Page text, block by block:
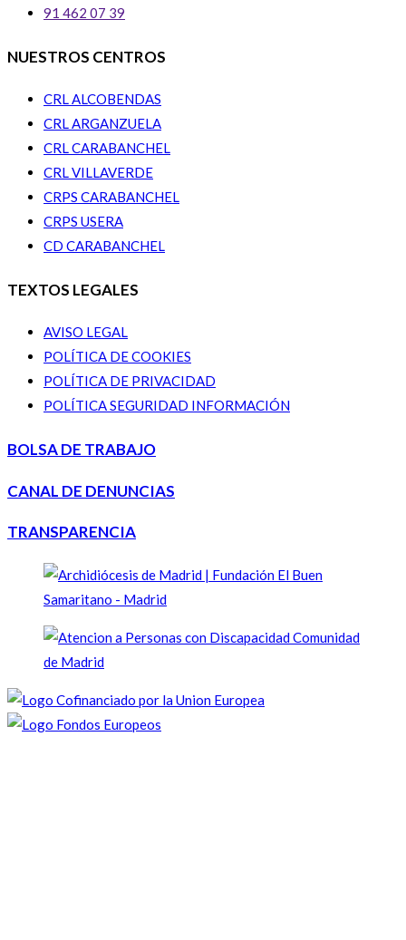
91 462 07 39
NUESTROS CENTROS
CRL ALCOBENDAS
CRL ARGANZUELA
CRL CARABANCHEL
CRL VILLAVERDE
CRPS CARABANCHEL
CRPS USERA
CD CARABANCHEL
TEXTOS LEGALES
AVISO LEGAL
POLÍTICA DE COOKIES
POLÍTICA DE PRIVACIDAD
POLÍTICA SEGURIDAD INFORMACIÓN
BOLSA DE TRABAJO
CANAL DE DENUNCIAS
TRANSPARENCIA